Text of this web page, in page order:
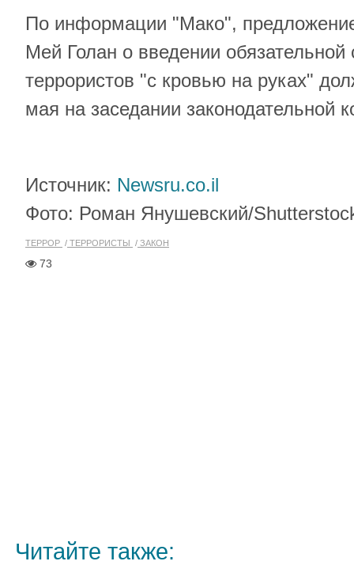
По информации "Мако",
Мей Голан о введении обязательной
террористов "с кровью на руках"
мая на заседании законодательной
Источник: Newsru.co.il
Фото: Роман Янушевский/
ТЕРРОР ТЕРРОРИСТЫ ЗАКОН
73
Читайте также: